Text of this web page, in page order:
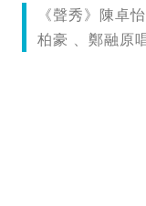
《聲秀》陳卓
柏豪 、鄭融原